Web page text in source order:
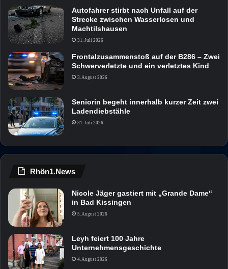
Autofahrer stirbt nach Unfall auf der
Strecke zwischen Wasserlosen und
Machtilshausen
31. Juli 2026
Frontalzusammenstoß auf der B286 – Zwei
Schwerverletzte und ein verletztes Kind
3. August 2026
Seniorin begeht innerhalb kurzer Zeit zwei
Ladendiebstähle
31. Juli 2026
Rhön1.News
Nicole Jäger gastiert mit „Grande Dame“
in Bad Kissingen
5. August 2026
Leyh feiert 100 Jahre
Unternehmensgeschichte
4. August 2026